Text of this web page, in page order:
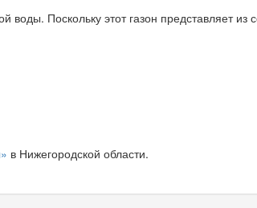
Поскольку этот газон представляет из
в Нижегородской области.